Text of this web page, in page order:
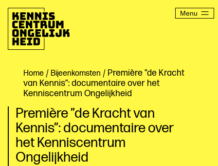
naar
inhoud
Menu
Home / Bijeenkomsten / Première ”de Kracht
van Kennis”: documentaire over het
Kenniscentrum Ongelijkheid
Première ”de Kracht van
Kennis”: documentaire over
het Kenniscentrum
Ongelijkheid